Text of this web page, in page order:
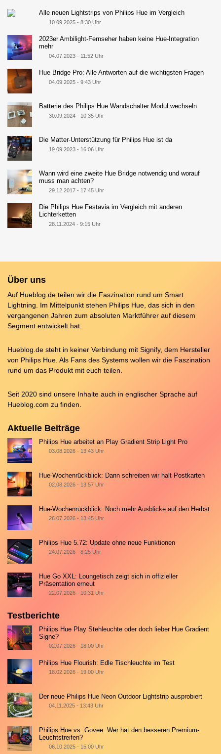
Alle neuen Lightstrips von Philips Hue im Vergleich
10.09.2025 - 8:30 Uhr
2023er Ambilight-Fernseher haben keine Hue-Integration
mehr
04.07.2023 - 11:52 Uhr
Hue Bridge Pro: Alle Antworten auf die wichtigsten Fragen
04.09.2025 - 9:43 Uhr
Batterie des Philips Hue Wandschalter Modul wechseln
30.09.2024 - 10:35 Uhr
Die Matter-Unterstützung für Philips Hue ist da
19.09.2023 - 16:06 Uhr
Wann wird eine zweite Hue Bridge notwendig und worauf
muss man achten?
29.12.2017 - 17:45 Uhr
Die Philips Hue Festavia im Vergleich mit anderen
Lichterketten
28.11.2024 - 9:15 Uhr
Über uns
Auf Hueblog.de teilen wir die Faszination rund um Smart
Lightning. Im Mittelpunkt stehen Philips Hue, das sich in den
vergangenen Jahren zum absoluten Marktführer auf diesem
Segment entwickelt hat.
Hueblog.de steht in keiner Verbindung mit Signify, dem Hersteller
von Philips Hue. Als Fans des Systems wollen wir die Faszination
rund um das Produkt mit euch teilen.
Seit 2020 sind unsere Inhalte auch in englischer Sprache auf
Hueblog.com zu finden.
Aktuelle Beiträge
Philips Hue arbeitet an Play Gradient Strip Light Pro
03.08.2026 - 13:43 Uhr
Hue-Wochenrückblick: Dann schreiben wir halt Postkarten
02.08.2026 - 13:57 Uhr
Hue-Wochenrückblick: Noch mehr Ausblicke auf den Herbst
26.07.2026 - 13:45 Uhr
Philips Hue 5.72: Update ohne neue Funktionen
24.07.2026 - 8:25 Uhr
Hue Go XXL: Loungetisch zeigt sich in offizieller
Präsentation erneut
22.07.2026 - 10:31 Uhr
Testberichte
Philips Hue Play Stehleuchte oder doch lieber Hue Gradient
Signe?
02.07.2026 - 18:00 Uhr
Philips Hue Flourish: Edle Tischleuchte im Test
18.02.2026 - 19:00 Uhr
Der neue Philips Hue Neon Outdoor Lightstrip ausprobiert
04.11.2025 - 13:43 Uhr
Philips Hue vs. Govee: Wer hat den besseren Premium-
Leuchtstreifen?
06.10.2025 - 15:00 Uhr